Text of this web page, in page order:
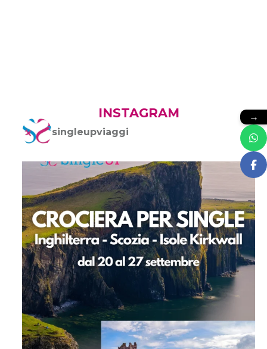
INSTAGRAM
singleupviaggi
→